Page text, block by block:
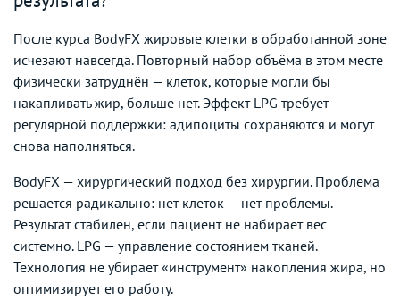
После курса BodyFX жировые клетки в обработанной зоне
исчезают навсегда. Повторный набор объёма в этом месте
физически затруднён — клеток, которые могли бы
накапливать жир, больше нет. Эффект LPG требует
регулярной поддержки: адипоциты сохраняются и могут
снова наполняться.
BodyFX — хирургический подход без хирургии. Проблема
решается радикально: нет клеток — нет проблемы.
Результат стабилен, если пациент не набирает вес
системно. LPG — управление состоянием тканей.
Технология не убирает «инструмент» накопления жира, но
оптимизирует его работу.